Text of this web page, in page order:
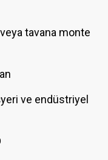
tavana monte
ve endüstriyel